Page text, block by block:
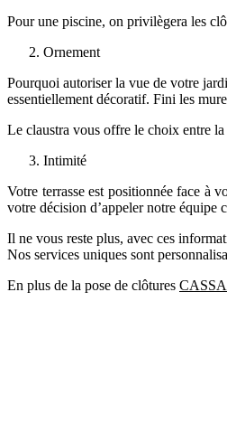
Pour une piscine, on privilègera les
Ornement
Pourquoi autoriser la vue de votre
essentiellement décoratif. Fini les
Le claustra vous offre le choix entre
Intimité
Votre terrasse est positionnée face à
votre décision d’appeler notre équipe
Il ne vous reste plus, avec ces
Nos services uniques sont
En plus de la pose de clôtures